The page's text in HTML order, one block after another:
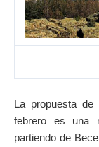
La propuesta
febrero es una
partiendo de